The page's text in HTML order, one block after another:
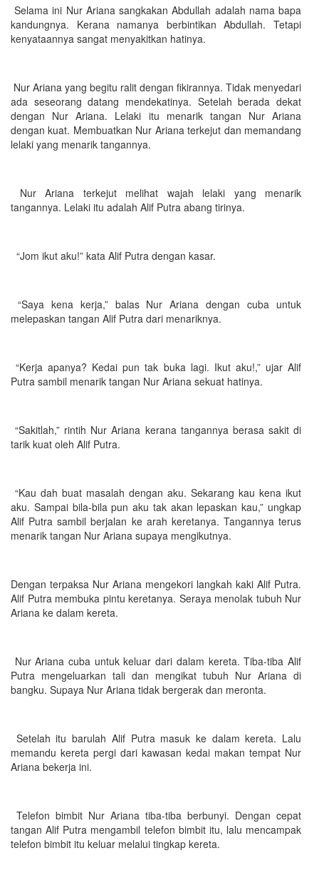
Selama ini Nur Ariana sangkakan Abdullah adalah nama bapa
kandungnya. Kerana namanya berbintikan Abdullah. Tetapi
kenyataannya sangat menyakitkan hatinya.
Nur Ariana yang begitu ralit dengan fikirannya. Tidak menyedari
ada seseorang datang mendekatinya. Setelah berada dekat
dengan Nur Ariana. Lelaki itu menarik tangan Nur Ariana
dengan kuat. Membuatkan Nur Ariana terkejut dan memandang
lelaki yang menarik tangannya.
Nur Ariana terkejut melihat wajah lelaki yang menarik
tangannya. Lelaki itu adalah Alif Putra abang tirinya.
“Jom ikut aku!” kata Alif Putra dengan kasar.
“Saya kena kerja,” balas Nur Ariana dengan cuba untuk
melepaskan tangan Alif Putra dari menariknya.
“Kerja apanya? Kedai pun tak buka lagi. Ikut aku!,” ujar Alif
Putra sambil menarik tangan Nur Ariana sekuat hatinya.
“Sakitlah,” rintih Nur Ariana kerana tangannya berasa sakit di
tarik kuat oleh Alif Putra.
“Kau dah buat masalah dengan aku. Sekarang kau kena ikut
aku. Sampai bila-bila pun aku tak akan lepaskan kau,” ungkap
Alif Putra sambil berjalan ke arah keretanya. Tangannya terus
menarik tangan Nur Ariana supaya mengikutnya.
Dengan terpaksa Nur Ariana mengekori langkah kaki Alif Putra.
Alif Putra membuka pintu keretanya. Seraya menolak tubuh Nur
Ariana ke dalam kereta.
Nur Ariana cuba untuk keluar dari dalam kereta. Tiba-tiba Alif
Putra mengeluarkan tali dan mengikat tubuh Nur Ariana di
bangku. Supaya Nur Ariana tidak bergerak dan meronta.
Setelah itu barulah Alif Putra masuk ke dalam kereta. Lalu
memandu kereta pergi dari kawasan kedai makan tempat Nur
Ariana bekerja ini.
Telefon bimbit Nur Ariana tiba-tiba berbunyi. Dengan cepat
tangan Alif Putra mengambil telefon bimbit itu, lalu mencampak
telefon bimbit itu keluar melalui tingkap kereta.